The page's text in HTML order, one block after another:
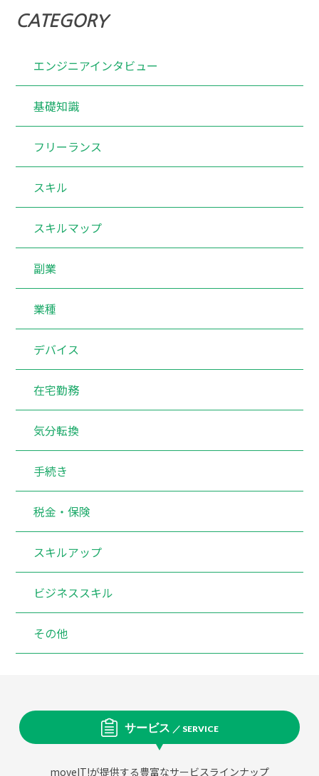
CATEGORY
エンジニアインタビュー
基礎知識
フリーランス
スキル
スキルマップ
副業
業種
デバイス
在宅勤務
気分転換
手続き
税金・保険
スキルアップ
ビジネススキル
その他
サービス ／ SERVICE
moveIT!が提供する豊富なサービスラインナップ